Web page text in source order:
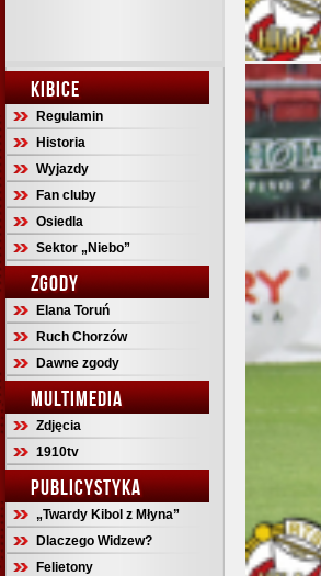
KIBICE
Regulamin
Historia
Wyjazdy
Fan cluby
Osiedla
Sektor „Niebo”
ZGODY
Elana Toruń
Ruch Chorzów
Dawne zgody
MULTIMEDIA
Zdjęcia
1910tv
PUBLICYSTYKA
„Twardy Kibol z Młyna”
Dlaczego Widzew?
Felietony